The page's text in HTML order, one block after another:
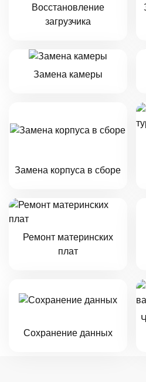
Восстановление
загрузчика
Замена камеры
Замена корпуса в сборе
Ремонт материнских
плат
Сохранение данных